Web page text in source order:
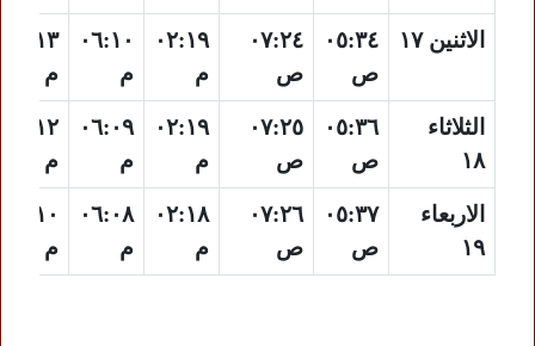
الاثنين ١٧
٠٥:٣٤
ص
٠٧:٢٤
ص
٠٢:١٩
م
٠٦:١٠
م
٠٩:١٣
م
الثلاثاء
١٨
٠٥:٣٦
ص
٠٧:٢٥
ص
٠٢:١٩
م
٠٦:٠٩
م
٠٩:١٢
م
الاربعاء
١٩
٠٥:٣٧
ص
٠٧:٢٦
ص
٠٢:١٨
م
٠٦:٠٨
م
٠٩:١٠
م